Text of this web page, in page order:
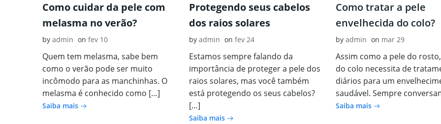
Como cuidar da pele com
melasma no verão?
by admin on fev 10
Quem tem melasma, sabe bem
como o verão pode ser muito
incômodo para as manchinhas. O
melasma é conhecido como […]
Saiba mais
Protegendo seus cabelos
dos raios solares
by admin on fev 24
Estamos sempre falando da
importância de proteger a pele dos
raios solares, mas você também
está protegendo os seus cabelos?
[…]
Saiba mais
Como tratar a pele
envelhecida do colo?
by admin on mar 29
Assim como a pele do
do colo necessita de
diários para um
saudável. Sempre
Saiba mais